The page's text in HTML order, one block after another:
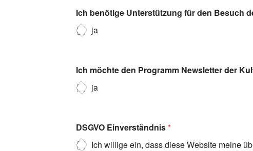
Ich benötige Unterstützung für den Besuch
ja
Ich möchte den Programm Newsletter der
ja
DSGVO Einverständnis*
Ich willige ein, dass diese Website meine